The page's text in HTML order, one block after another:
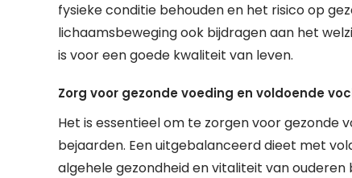
fysieke conditie behouden en het risico op
lichaamsbeweging ook bijdragen aan het
is voor een goede kwaliteit van leven.
Zorg voor gezonde voeding en voldoende
Het is essentieel om te zorgen voor gezonde
bejaarden. Een uitgebalanceerd dieet met
algehele gezondheid en vitaliteit van